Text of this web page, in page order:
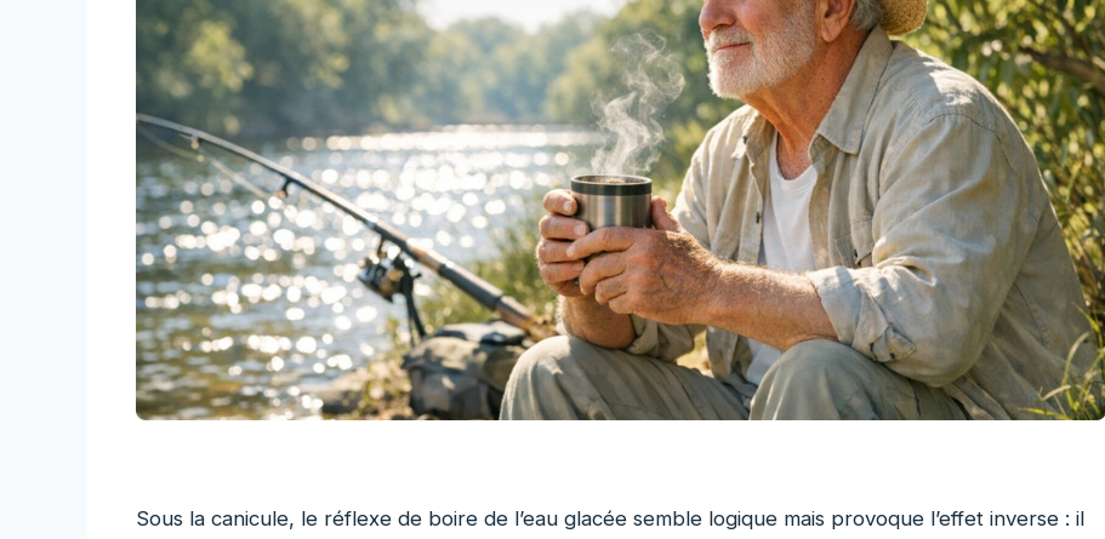
Sous la canicule, le réflexe de boire de l’eau glacée semble logique mais provoque l’effet inverse : il